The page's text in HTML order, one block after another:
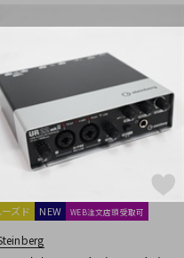
ズド NEW WEB注文店頭受取可